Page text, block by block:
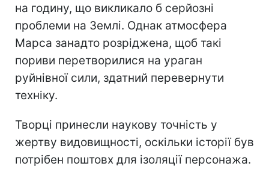
на годину, що викликало б серйозні
проблеми на Землі. Однак атмосфера
Марса занадто розріджена, щоб такі
пориви перетворилися на ураган
руйнівної сили, здатний перевернути
техніку.
Творці принесли наукову точність у
жертву видовищності, оскільки історії був
потрібен поштовх для ізоляції персонажа.